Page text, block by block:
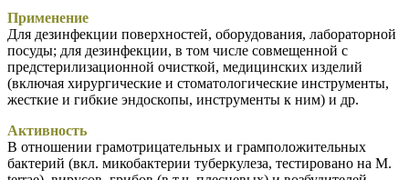
Применение
Для дезинфекции поверхностей, оборудования, лабораторной
посуды; для дезинфекции, в том числе совмещенной с
предстерилизационной очисткой, медицинских изделий
(включая хирургические и стоматологические инструменты,
жесткие и гибкие эндоскопы, инструменты к ним) и др.
Активность
В отношении грамотрицательных и грамположительных
бактерий (вкл. микобактерии туберкулеза, тестировано на M.